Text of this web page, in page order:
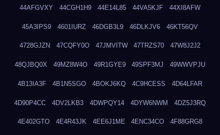
44AFGVXY 44CGH1H9 44E14L85 44VA5KJF 44XI8AFW
45A3IPS9 4601IURZ 46DGB3L9 46DLKJV6 46KT56QV
4728GJZN 47CQFY0O 47JMVITW 47TRZS70 47W8J2J2
48QJBQ0X 49MZ8W4O 49R1GYE9 49SPF3MJ 49WWVPJU
4B13IA3F 4B1N5SGO 4BOKJ6KQ 4C9HCESS 4D64LFAR
4D90P4CC 4DV2LKB3 4DWPQY14 4DYW6NWM 4DZ5J3RQ
4E402GTO 4E4R43JK 4EE6J1ME 4ENC34CO 4F88GRG8